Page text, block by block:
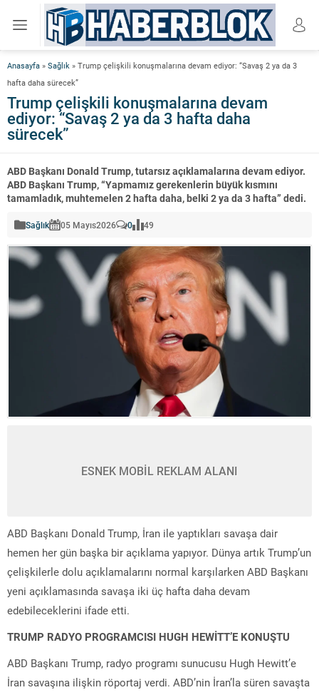
Anasayfa » Sağlık » Trump çelişkili konuşmalarına devam ediyor: “Savaş 2 ya da 3
hafta daha sürecek”
Trump çelişkili konuşmalarına devam
ediyor: “Savaş 2 ya da 3 hafta daha
sürecek”
ABD Başkanı Donald Trump, tutarsız açıklamalarına devam ediyor.
ABD Başkanı Trump, “Yapmamız gerekenlerin büyük kısmını
tamamladık, muhtemelen 2 hafta daha, belki 2 ya da 3 hafta” dedi.
Sağlık 05 Mayıs2026 0 49
ESNEK MOBİL REKLAM ALANI
ABD Başkanı Donald Trump, İran ile yaptıkları savaşa dair
hemen her gün başka bir açıklama yapıyor. Dünya artık Trump’un
çelişkilerle dolu açıklamalarını normal karşılarken ABD Başkanı
yeni açıklamasında savaşa iki üç hafta daha devam
edebileceklerini ifade etti.
TRUMP RADYO PROGRAMCISI HUGH HEWİTT’E KONUŞTU
ABD Başkanı Trump, radyo programı sunucusu Hugh Hewitt’e
İran savaşına ilişkin röportaj verdi. ABD’nin İran’la süren savaşta